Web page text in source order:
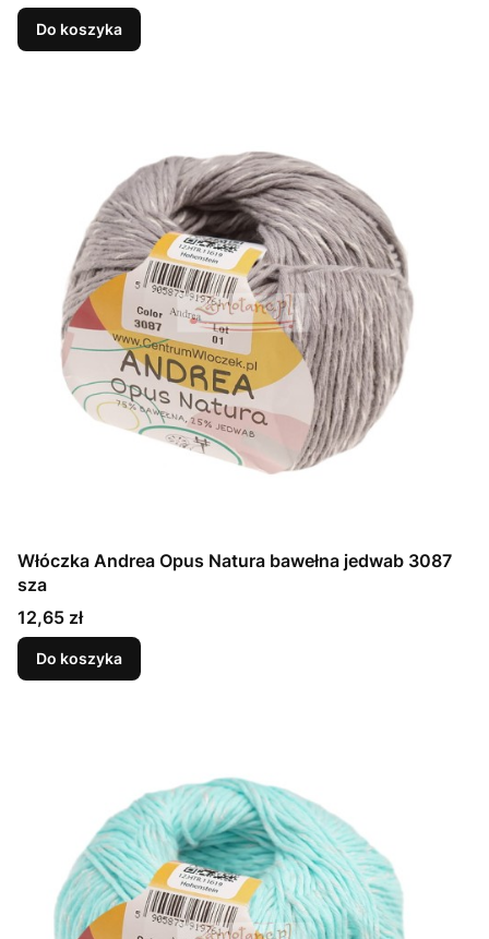
Do koszyka
Włóczka Andrea Opus Natura bawełna jedwab 3087
sza
Cena
12,65 zł
Do koszyka